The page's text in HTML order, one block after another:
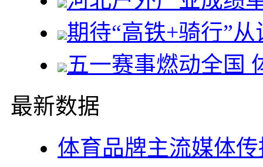
期待“高铁+骑行”
五一赛事燃动全国
最新数据
体育品牌主流媒体